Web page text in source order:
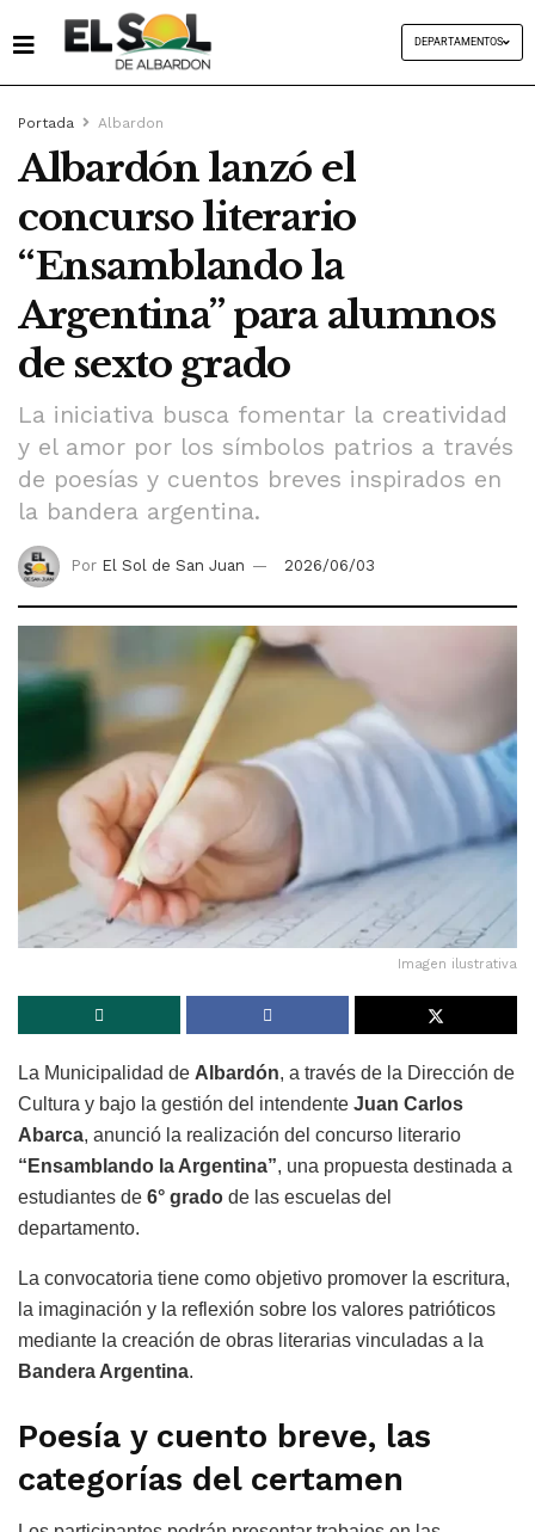
DEPARTAMENTOS
Portada Albardon
Albardón lanzó el
concurso literario
“Ensamblando la
Argentina” para alumnos
de sexto grado
La iniciativa busca fomentar la creatividad
y el amor por los símbolos patrios a través
de poesías y cuentos breves inspirados en
la bandera argentina.
Por El Sol de San Juan 2026/06/03
Imagen ilustrativa
La Municipalidad de Albardón, a través de la Dirección de
Cultura y bajo la gestión del intendente Juan Carlos
Abarca, anunció la realización del concurso literario
“Ensamblando la Argentina”, una propuesta destinada a
estudiantes de 6° grado de las escuelas del
departamento.
La convocatoria tiene como objetivo promover la escritura,
la imaginación y la reflexión sobre los valores patrióticos
mediante la creación de obras literarias vinculadas a la
Bandera Argentina.
Poesía y cuento breve, las
categorías del certamen